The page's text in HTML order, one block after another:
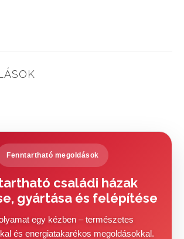
Fenntartható megoldások
családi házak
gyártása és felépítése
egy kézben – természetes
és energiatakarékos megoldásokkal.